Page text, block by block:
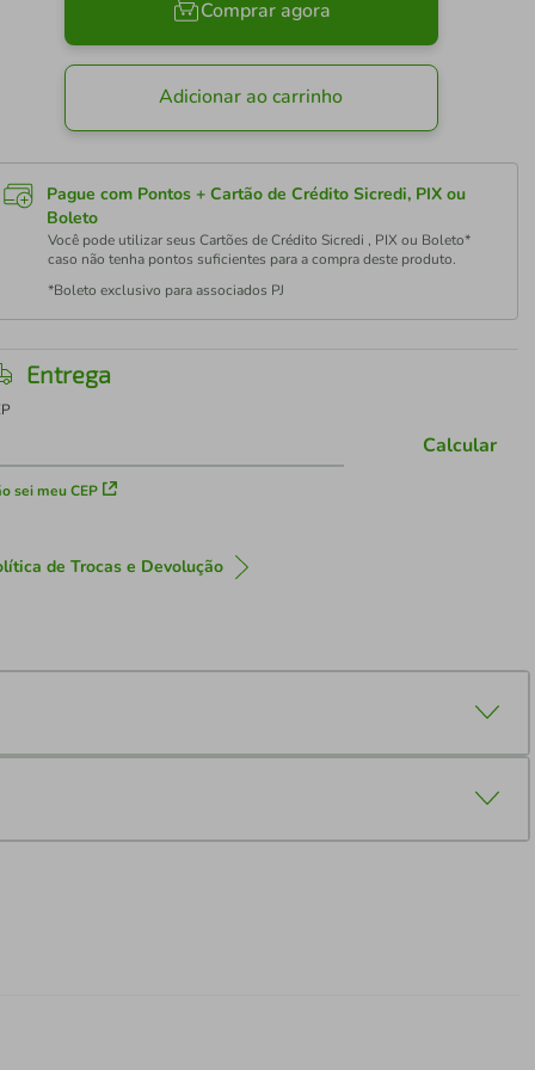
Comprar agora
Adicionar ao carrinho
Pague com Pontos + Cartão de Crédito Sicredi, PIX ou
Boleto
Você pode utilizar seus Cartões de Crédito Sicredi , PIX ou Boleto*
caso não tenha pontos suficientes para a compra deste produto.
*Boleto exclusivo para associados PJ
Entrega
sei meu CEP
Calcular
de Trocas e Devolução